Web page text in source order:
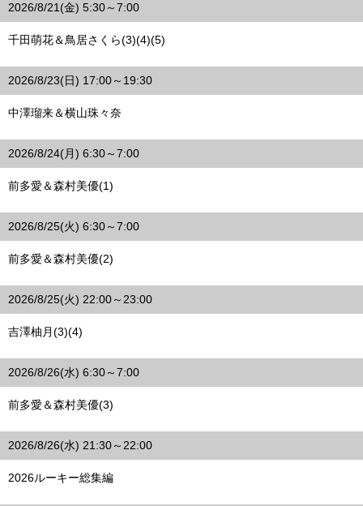
2026/8/21(金) 5:30～7:00
千田萌花＆鳥居さくら(3)(4)(5)
2026/8/23(日) 17:00～19:30
中澤瑠来＆横山珠々奈
2026/8/24(月) 6:30～7:00
前多愛＆森村美優(1)
2026/8/25(火) 6:30～7:00
前多愛＆森村美優(2)
2026/8/25(火) 22:00～23:00
吉澤柚月(3)(4)
2026/8/26(水) 6:30～7:00
前多愛＆森村美優(3)
2026/8/26(水) 21:30～22:00
2026ルーキー総集編